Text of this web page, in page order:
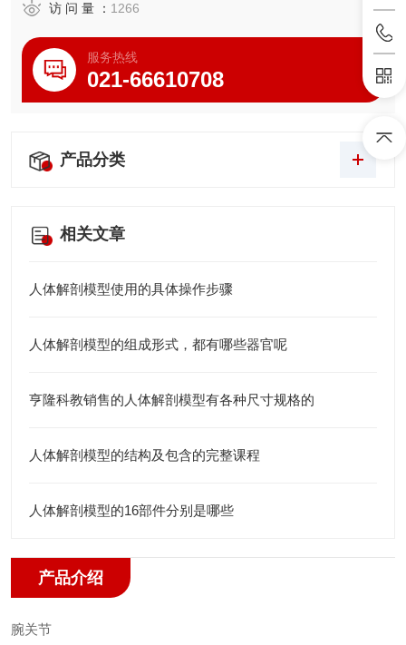
访 问 量 ： 1266
服务热线
021-66610708
产品分类
相关文章
人体解剖模型使用的具体操作步骤
人体解剖模型的组成形式，都有哪些器官呢
亨隆科教销售的人体解剖模型有各种尺寸规格的
人体解剖模型的结构及包含的完整课程
人体解剖模型的16部件分别是哪些
产品介绍
腕关节